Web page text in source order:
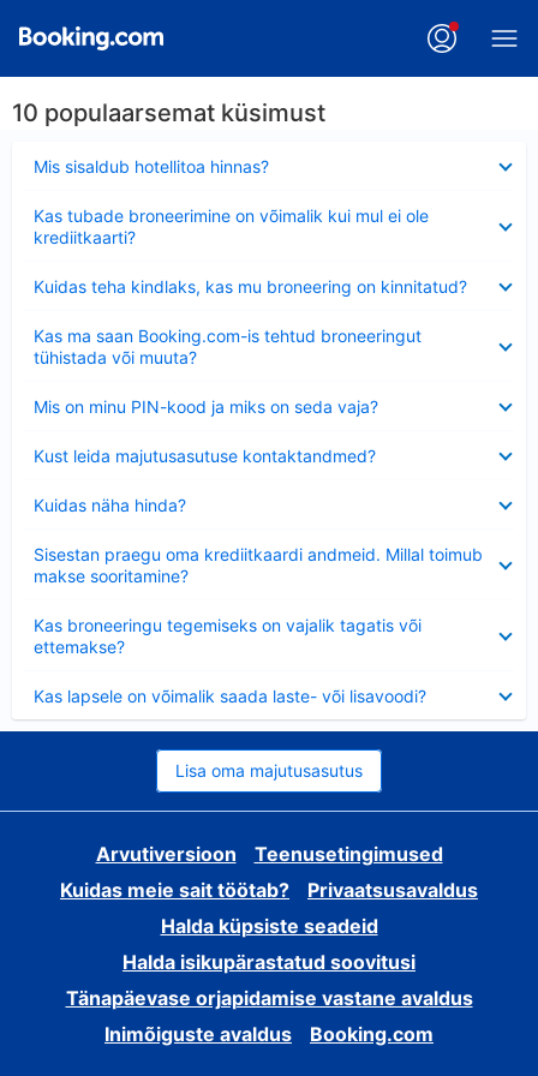
10 populaarsemat küsimust
Mis sisaldub hotellitoa hinnas?
Kas tubade broneerimine on võimalik kui mul ei ole
krediitkaarti?
Kuidas teha kindlaks, kas mu broneering on kinnitatud?
Kas ma saan Booking.com-is tehtud broneeringut
tühistada või muuta?
Mis on minu PIN-kood ja miks on seda vaja?
Kust leida majutusasutuse kontaktandmed?
Kuidas näha hinda?
Sisestan praegu oma krediitkaardi andmeid. Millal toimub
makse sooritamine?
Kas broneeringu tegemiseks on vajalik tagatis või
ettemakse?
Kas lapsele on võimalik saada laste- või lisavoodi?
Lisa oma majutusasutus
Arvutiversioon
Teenusetingimused
Kuidas meie sait töötab?
Privaatsusavaldus
Halda küpsiste seadeid
Halda isikupärastatud soovitusi
Tänapäevase orjapidamise vastane avaldus
Inimõiguste avaldus
Booking.com